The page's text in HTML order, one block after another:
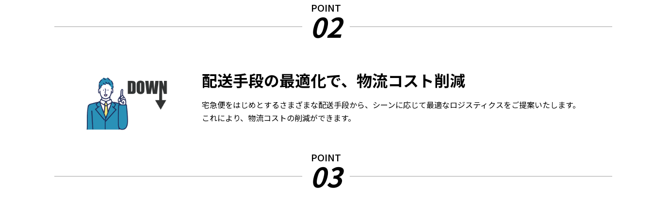
POINT
02
配送手段の最適化で、物流コスト削減
宅急便をはじめとするさまざまな配送手段から、シーンに応じて最適なロジスティクスをご提案いたします。
これにより、物流コストの削減ができます。
POINT
03